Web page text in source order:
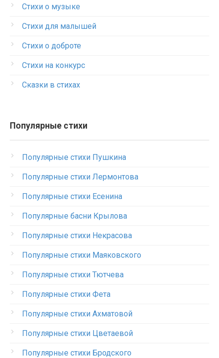
Стихи о музыке
Стихи для малышей
Стихи о доброте
Стихи на конкурс
Сказки в стихах
Популярные стихи
Популярные стихи Пушкина
Популярные стихи Лермонтова
Популярные стихи Есенина
Популярные басни Крылова
Популярные стихи Некрасова
Популярные стихи Маяковского
Популярные стихи Тютчева
Популярные стихи Фета
Популярные стихи Ахматовой
Популярные стихи Цветаевой
Популярные стихи Бродского